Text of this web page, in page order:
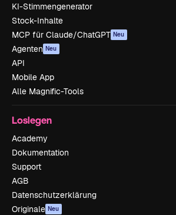
KI-Stimmengenerator
Stock-Inhalte
MCP für Claude/ChatGPT Neu
Agenten Neu
API
Mobile App
Alle Magnific-Tools
Loslegen
Academy
Dokumentation
Support
AGB
Datenschutzerklärung
Originale Neu